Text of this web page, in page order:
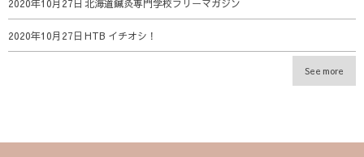
2020年10月27日 北海道鍼灸専門学校フリーマガジン
2020年10月27日 HTB イチオシ！
See more